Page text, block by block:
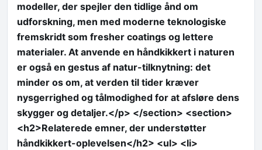
modeller, der spejler den tidlige ånd om
udforskning, men med moderne teknologiske
fremskridt som fresher coatings og lettere
materialer. At anvende en håndkikkert i naturen
er også en gestus af natur-tilknytning: det
minder os om, at verden til tider kræver
nysgerrighed og tålmodighed for at afsløre dens
skygger og detaljer.</p> </section> <section>
<h2>Relaterede emner, der understøtter
håndkikkert-oplevelsen</h2> <ul> <li>